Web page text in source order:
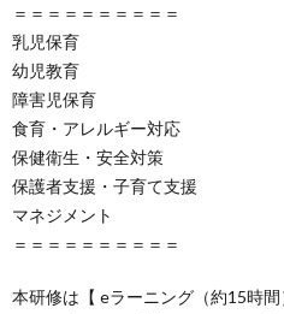
＝＝＝＝＝＝＝＝＝＝
乳児保育
幼児教育
障害児保育
食育・アレルギー対応
保健衛生・安全対策
保護者支援・子育て支援
マネジメント
＝＝＝＝＝＝＝＝＝＝
本研修は【 eラーニング（約15時間